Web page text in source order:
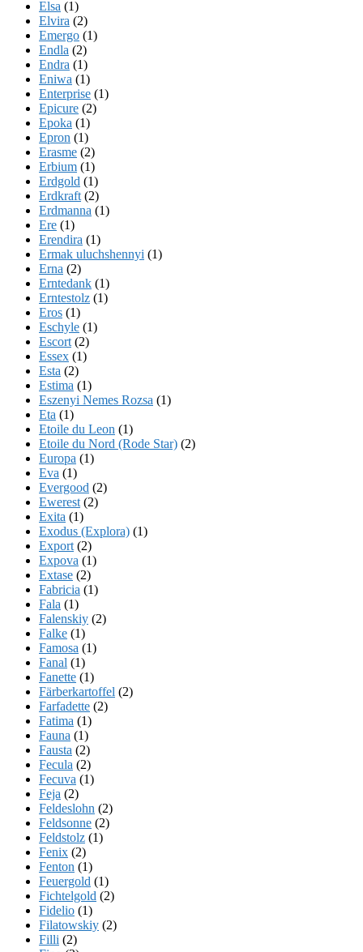
Elsa (1)
Elvira (2)
Emergo (1)
Endla (2)
Endra (1)
Eniwa (1)
Enterprise (1)
Epicure (2)
Epoka (1)
Epron (1)
Erasme (2)
Erbium (1)
Erdgold (1)
Erdkraft (2)
Erdmanna (1)
Ere (1)
Erendira (1)
Ermak uluchshennyi (1)
Erna (2)
Erntedank (1)
Erntestolz (1)
Eros (1)
Eschyle (1)
Escort (2)
Essex (1)
Esta (2)
Estima (1)
Eszenyi Nemes Rozsa (1)
Eta (1)
Etoile du Leon (1)
Etoile du Nord (Rode Star) (2)
Europa (1)
Eva (1)
Evergood (2)
Ewerest (2)
Exita (1)
Exodus (Explora) (1)
Export (2)
Expova (1)
Extase (2)
Fabricia (1)
Fala (1)
Falenskiy (2)
Falke (1)
Famosa (1)
Fanal (1)
Fanette (1)
Färberkartoffel (2)
Farfadette (2)
Fatima (1)
Fauna (1)
Fausta (2)
Fecula (2)
Fecuva (1)
Feja (2)
Feldeslohn (2)
Feldsonne (2)
Feldstolz (1)
Fenix (2)
Fenton (1)
Feuergold (1)
Fichtelgold (2)
Fidelio (1)
Filatowskiy (2)
Filli (2)